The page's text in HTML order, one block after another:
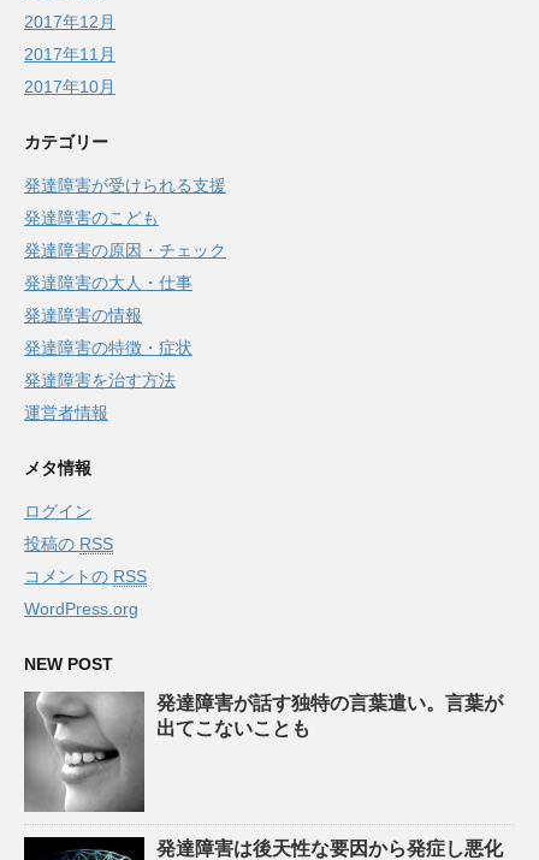
2017年12月
2017年11月
2017年10月
カテゴリー
発達障害が受けられる支援
発達障害のこども
発達障害の原因・チェック
発達障害の大人・仕事
発達障害の情報
発達障害の特徴・症状
発達障害を治す方法
運営者情報
メタ情報
ログイン
投稿の RSS
コメントの RSS
WordPress.org
NEW POST
発達障害が話す独特の言葉遣い。言葉が
出てこないことも
発達障害は後天性な要因から発症し悪化